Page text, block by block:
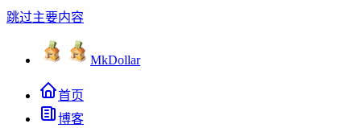
跳过主要内容
MkDollar
首页
博客